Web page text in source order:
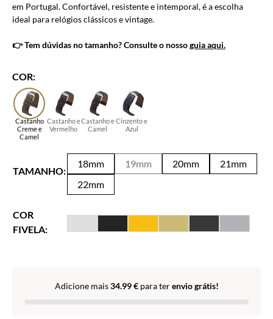
em Portugal. Confortável, resistente e intemporal, é a escolha
ideal para relógios clássicos e vintage.
👉 Tem dúvidas no tamanho? Consulte o nossoguia aqui.
COR:
Castanho
Creme e
Camel
Castanho e
Vermelho
Castanho e
Camel
Cinzento e
Azul
TAMANHO:
18mm 19mm 20mm
21mm
22mm
COR
FIVELA:
Adicione mais34.99€para terenvio grátis!